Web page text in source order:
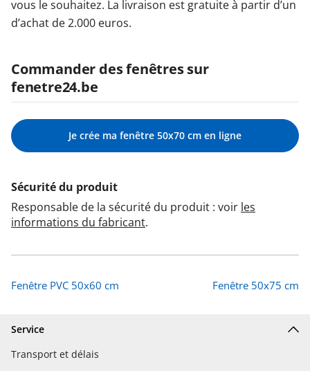
vous le souhaitez. La livraison est gratuite à partir d’un
d’achat de 2.000 euros.
Commander des fenêtres sur
fenetre24.be
Je crée ma fenêtre 50x70 cm en ligne
Sécurité du produit
Responsable de la sécurité du produit : voir les
informations du fabricant.
Fenêtre PVC 50x60 cm Fenêtre 50x75 cm
Service
Transport et délais